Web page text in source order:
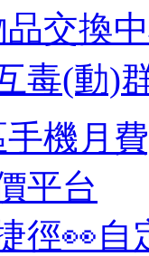
品交換
毒(動)
手機月
平台
徑👀自